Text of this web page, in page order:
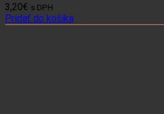
3,20€ s DPH
Pridať do košíka